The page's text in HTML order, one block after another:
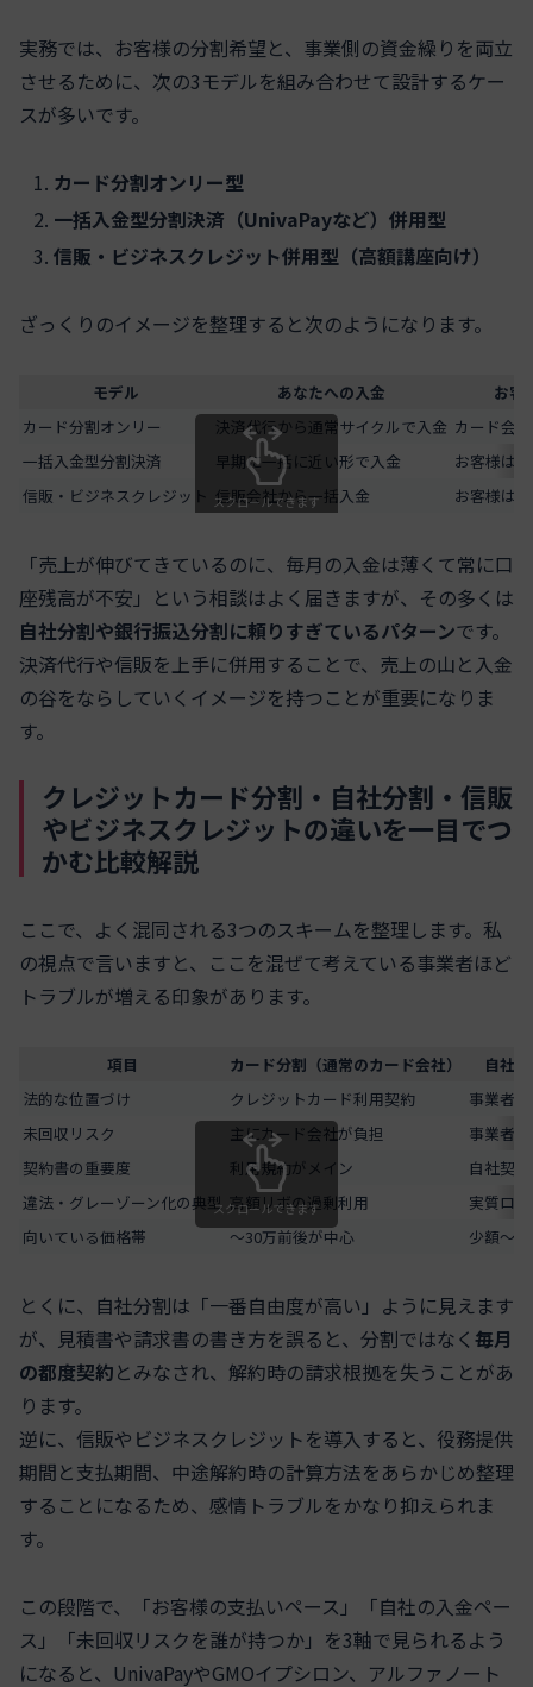
実務では、お客様の分割希望と、事業側の資金繰りを両立
させるために、次の3モデルを組み合わせて設計するケー
スが多いです。
カード分割オンリー型
一括入金型分割決済（UnivaPayなど）併用型
信販・ビジネスクレジット併用型（高額講座向け）
ざっくりのイメージを整理すると次のようになります。
モデル あなたへの入金
お客
カード分割オンリー
決済代行から通常サイクルで入金 カード会
一括入金型分割決済
早期に一括に近い形で入金
お客様は
信販・ビジネスクレジット 信販会社から一括入金 お客様は
スクロールできます
「売上が伸びてきているのに、毎月の入金は薄くて常に口
座残高が不安」という相談はよく届きますが、その多くは
自社分割や銀行振込分割に頼りすぎているパターンです。
決済代行や信販を上手に併用することで、売上の山と入金
の谷をならしていくイメージを持つことが重要になりま
す。
クレジットカード分割・自社分割・信販
やビジネスクレジットの違いを一目でつ
かむ比較解説
ここで、よく混同される3つのスキームを整理します。私
の視点で言いますと、ここを混ぜて考えている事業者ほど
トラブルが増える印象があります。
項目 カード分割（通常のカード会社）
自社
法的な位置づけ
クレジットカード利用契約
事業者
未回収リスク
主にカード会社が負担
事業者
契約書の重要度
利用規約がメイン
自社契
違法・グレーゾーン化の典型 高額リボの過剰利用
実質ロ
向いている価格帯
〜30万前後が中心 少額〜
スクロールできます
とくに、自社分割は「一番自由度が高い」ように見えます
が、見積書や請求書の書き方を誤ると、分割ではなく 毎月
の都度契約とみなされ、解約時の請求根拠を失うことがあ
ります。
逆に、信販やビジネスクレジットを導入すると、役務提供
期間と支払期間、中途解約時の計算方法をあらかじめ整理
することになるため、感情トラブルをかなり抑えられま
す。
この段階で、「お客様の支払いペース」「自社の入金ペー
ス」「未回収リスクを誰が持つか」を3軸で見られるよう
になると、UnivaPayやGMOイプシロン、アルファノート